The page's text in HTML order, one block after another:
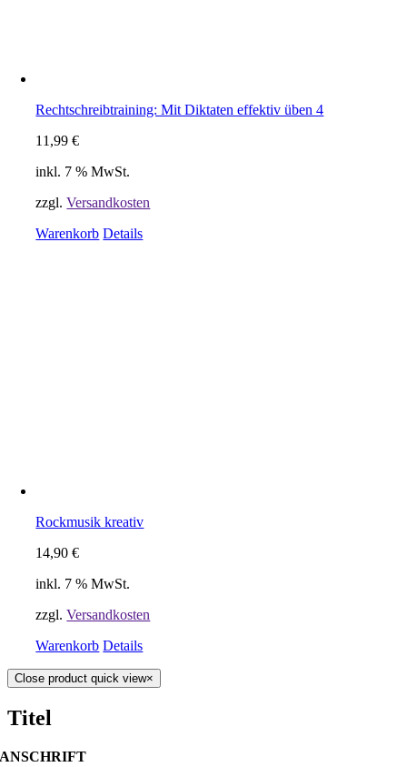
Rechtschreibtraining: Mit Diktaten effektiv üben 4
11,99€
inkl. 7 % MwSt.
zzgl.Versandkosten
Warenkorb Details
Rockmusik kreativ
14,90€
inkl. 7 % MwSt.
zzgl.Versandkosten
Warenkorb Details
Close product quick view×
Titel
ANSCHRIFT